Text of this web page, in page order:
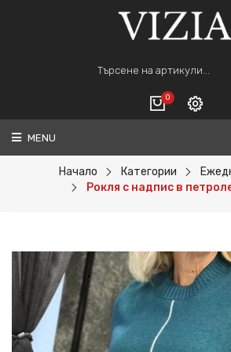
0
ВАШАТА КОЛИЧКА Е
ПОРЪЧАЙ
Регистрация
MENU
Начало Категории
Рокля с надпис в